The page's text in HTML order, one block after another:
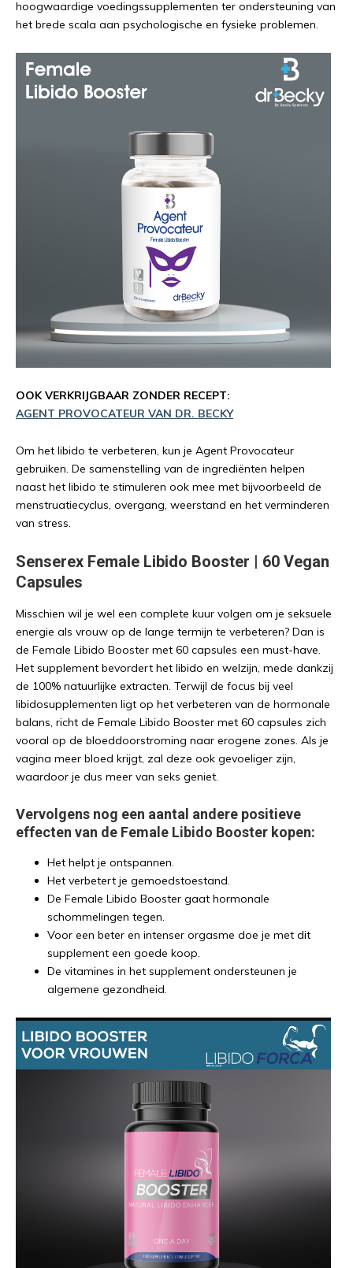
hoogwaardige voedingssupplementen ter ondersteuning van
het brede scala aan psychologische en fysieke problemen.
OOK VERKRIJGBAAR ZONDER RECEPT:
AGENT PROVOCATEUR VAN DR. BECKY
Om het libido te verbeteren, kun je Agent Provocateur
gebruiken. De samenstelling van de ingrediënten helpen
naast het libido te stimuleren ook mee met bijvoorbeeld de
menstruatiecyclus, overgang, weerstand en het verminderen
van stress.
Senserex Female Libido Booster | 60 Vegan
Capsules
Misschien wil je wel een complete kuur volgen om je seksuele
energie als vrouw op de lange termijn te verbeteren? Dan is
de Female Libido Booster met 60 capsules een must-have.
Het supplement bevordert het libido en welzijn, mede dankzij
de 100% natuurlijke extracten. Terwijl de focus bij veel
libidosupplementen ligt op het verbeteren van de hormonale
balans, richt de Female Libido Booster met 60 capsules zich
vooral op de bloeddoorstroming naar erogene zones. Als je
vagina meer bloed krijgt, zal deze ook gevoeliger zijn,
waardoor je dus meer van seks geniet.
Vervolgens nog een aantal andere positieve
effecten van de Female Libido Booster kopen:
Het helpt je ontspannen.
Het verbetert je gemoedstoestand.
De Female Libido Booster gaat hormonale
schommelingen tegen.
Voor een beter en intenser orgasme doe je met dit
supplement een goede koop.
De vitamines in het supplement ondersteunen je
algemene gezondheid.